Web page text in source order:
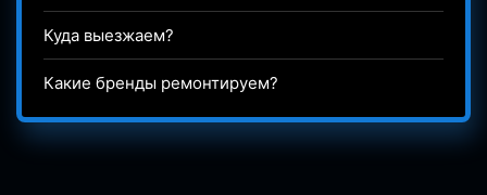
Куда выезжаем?
Какие бренды ремонтируем?